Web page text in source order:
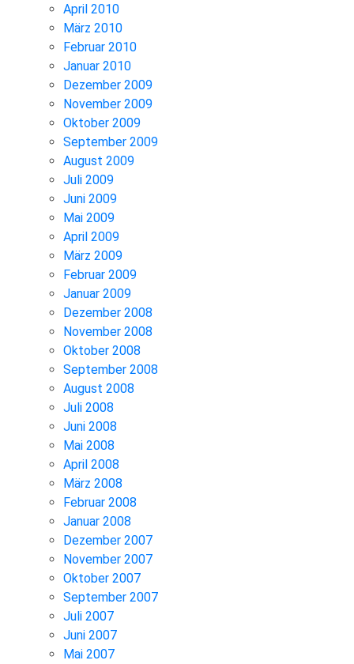
April 2010
März 2010
Februar 2010
Januar 2010
Dezember 2009
November 2009
Oktober 2009
September 2009
August 2009
Juli 2009
Juni 2009
Mai 2009
April 2009
März 2009
Februar 2009
Januar 2009
Dezember 2008
November 2008
Oktober 2008
September 2008
August 2008
Juli 2008
Juni 2008
Mai 2008
April 2008
März 2008
Februar 2008
Januar 2008
Dezember 2007
November 2007
Oktober 2007
September 2007
Juli 2007
Juni 2007
Mai 2007